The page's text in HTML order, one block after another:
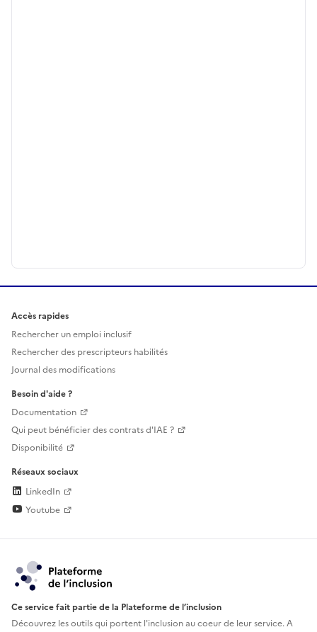
Accès rapides
Rechercher un emploi inclusif
Rechercher des prescripteurs habilités
Journal des modifications
Besoin d'aide ?
Documentation
Qui peut bénéficier des contrats d'IAE ?
Disponibilité
Réseaux sociaux
LinkedIn
Youtube
Ce service fait partie de la Plateforme de l’inclusion
Découvrez les outils qui portent l'inclusion aucoeur de leur service. A